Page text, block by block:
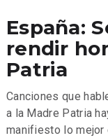
España:
rendir
Patria
Canciones que
a la Madre Patria
manifiesto lo mejor